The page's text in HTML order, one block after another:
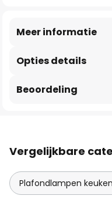
Opties details
Meer informatie
Beoordeling
Vergelijkbare
Plafondlampen